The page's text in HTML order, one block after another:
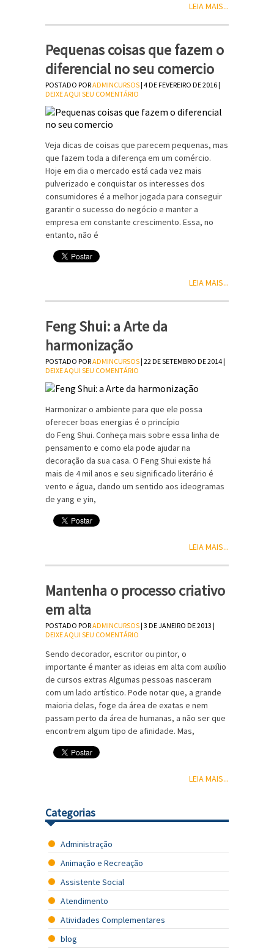
LEIA MAIS...
Pequenas coisas que fazem o
diferencial no seu comercio
POSTADO PORADMINCURSOS| 4 DE FEVEREIRO DE 2016 |
DEIXE AQUI SEU COMENTÁRIO
Veja dicas de coisas que parecem pequenas, mas
que fazem toda a diferença em um comércio.
Hoje em dia o mercado está cada vez mais
pulverizado e conquistar os interesses dos
consumidores é a melhor jogada para conseguir
garantir o sucesso do negócio e manter a
empresa em constante crescimento. Essa, no
entanto, não é
LEIA MAIS...
Feng Shui: a Arte da
harmonização
POSTADO PORADMINCURSOS| 22 DE SETEMBRO DE 2014 |
DEIXE AQUI SEU COMENTÁRIO
Harmonizar o ambiente para que ele possa
oferecer boas energias é o princípio
do Feng Shui. Conheça mais sobre essa linha de
pensamento e como ela pode ajudar na
decoração da sua casa. O Feng Shui existe há
mais de 4 mil anos e seu significado literário é
vento e água, dando um sentido aos ideogramas
de yang e yin,
LEIA MAIS...
Mantenha o processo criativo
em alta
POSTADO PORADMINCURSOS| 3 DE JANEIRO DE 2013 |
DEIXE AQUI SEU COMENTÁRIO
Sendo decorador, escritor ou pintor, o
importante é manter as ideias em alta com auxílio
de cursos extras Algumas pessoas nasceram
com um lado artístico. Pode notar que, a grande
maioria delas, foge da área de exatas e nem
passam perto da área de humanas, a não ser que
encontrem algum tipo de afinidade. Mas,
LEIA MAIS...
Categorias
Administração
Animação e Recreação
Assistente Social
Atendimento
Atividades Complementares
blog